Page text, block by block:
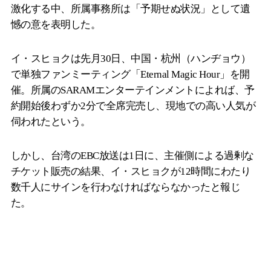
激化する中、所属事務所は「予期せぬ状況」として遺
憾の意を表明した。
イ・スヒョクは先月30日、中国・杭州（ハンヂョウ）
で単独ファンミーティング「Eternal Magic Hour」を開
催。所属のSARAMエンターテインメントによれば、予
約開始後わずか2分で全席完売し、現地での高い人気が
伺われたという。
しかし、台湾のEBC放送は1日に、主催側による過剰な
チケット販売の結果、イ・スヒョクが12時間にわたり
数千人にサインを行わなければならなかったと報じ
た。